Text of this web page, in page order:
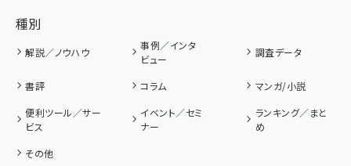
種別
解説／ノウハウ
事例／インタ
ビュー
調査データ
書評 コラム
マンガ/小説
便利ツール／サー
ビス
イベント／セミ
ナー
ランキング／まと
め
その他